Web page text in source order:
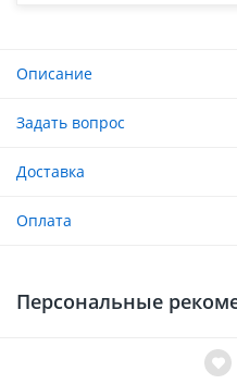
Описание
Задать вопрос
Доставка
Оплата
Персональные